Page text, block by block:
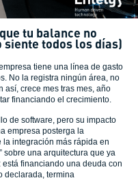
tu balance no
siente todos los días)
tiene una línea de gasto
No la registra ningún área, no
así, crece mes tras mes, año
financiando el crecimiento.
de software, pero su impacto
empresa posterga la
integración más rápida en
sobre una arquitectura que ya
financiando una deuda con
declarada, termina